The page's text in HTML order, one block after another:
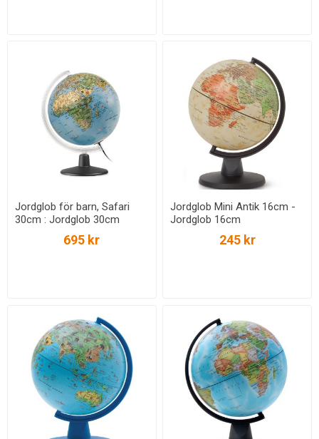
Jordglob för barn, Safari
30cm : Jordglob 30cm
695 kr
Jordglob Mini Antik 16cm -
Jordglob 16cm
245 kr